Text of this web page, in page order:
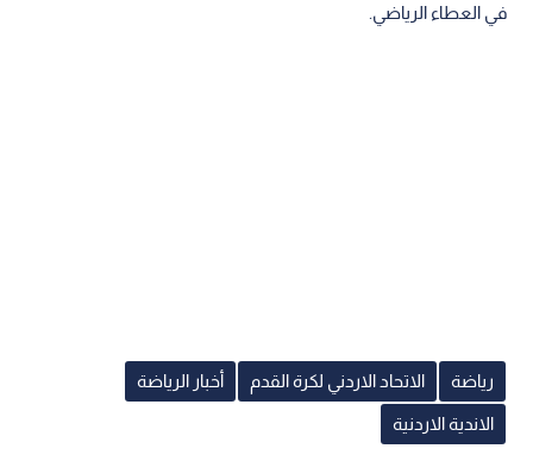
في العطاء الرياضي.
رياضة الاتحاد الاردني لكرة القدم أخبار الرياضة
الاندية الاردنية